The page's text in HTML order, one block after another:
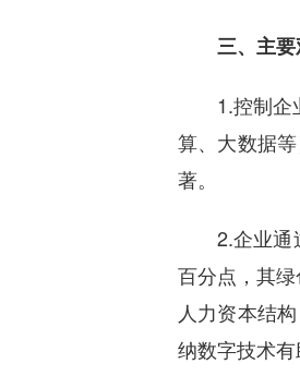
三、主要
1.控制企业
算、大数据
著。
2.企业通过
百分点，其
人力资本结
纳数字技术